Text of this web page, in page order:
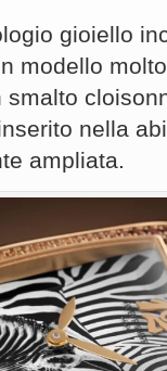
gioiello
modello
nella
ampliata.